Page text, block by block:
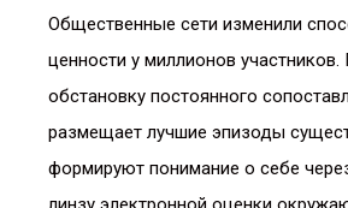
Общественные сети изменили
ценности у миллионов
обстановку постоянного
размещает лучшие эпизоды
формируют понимание о себе